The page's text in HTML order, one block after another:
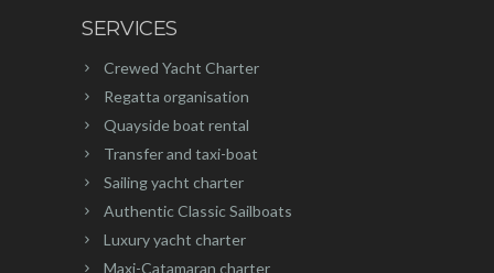
SERVICES
Crewed Yacht Charter
Regatta organisation
Quayside boat rental
Transfer and taxi-boat
Sailing yacht charter
Authentic Classic Sailboats
Luxury yacht charter
Maxi-Catamaran charter